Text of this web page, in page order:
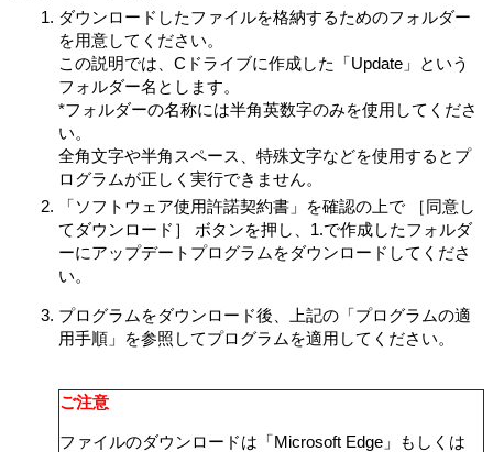
ダウンロードしたファイルを格納するためのフォルダー
を用意してください。
この説明では、Cドライブに作成した「Update」という
フォルダー名とします。
*フォルダーの名称には半角英数字のみを使用してくださ
い。
全角文字や半角スペース、特殊文字などを使用するとプ
ログラムが正しく実行できません。
「ソフトウェア使用許諾契約書」を確認の上で ［同意し
てダウンロード］ ボタンを押し、1.で作成したフォルダ
ーにアップデートプログラムをダウンロードしてくださ
い。
プログラムをダウンロード後、上記の「プログラムの適
用手順」を参照してプログラムを適用してください。
ご注意
ファイルのダウンロードは「Microsoft Edge」もしくは